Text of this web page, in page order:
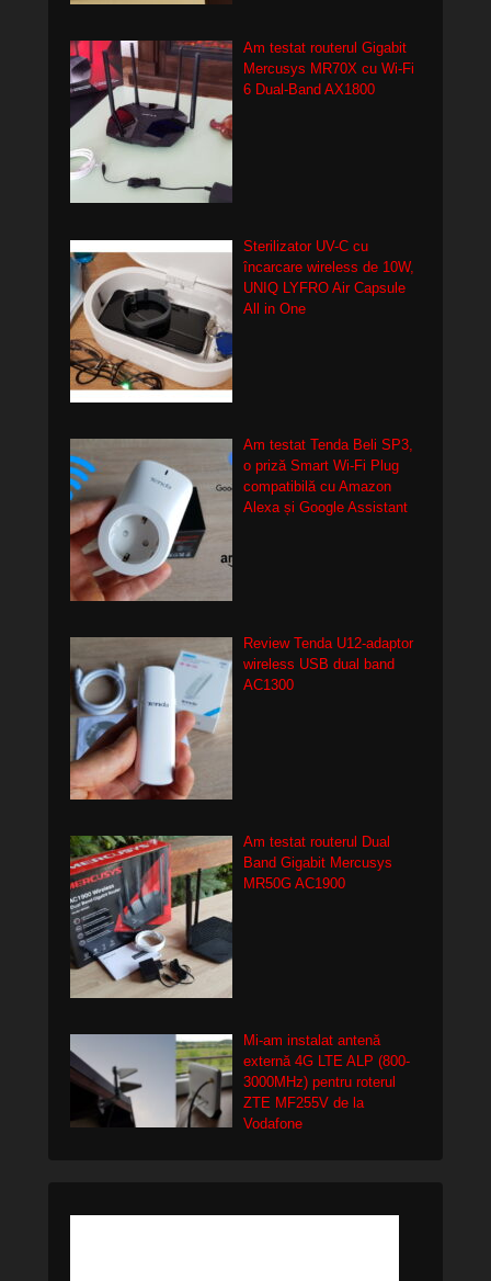
Am testat routerul Gigabit
Mercusys MR70X cu Wi-Fi
6 Dual-Band AX1800
Sterilizator UV-C cu
încarcare wireless de 10W,
UNIQ LYFRO Air Capsule
All in One
Am testat Tenda Beli SP3,
o priză Smart Wi-Fi Plug
compatibilă cu Amazon
Alexa și Google Assistant
Review Tenda U12-adaptor
wireless USB dual band
AC1300
Am testat routerul Dual
Band Gigabit Mercusys
MR50G AC1900
Mi-am instalat antenă
externă 4G LTE ALP (800-
3000MHz) pentru roterul
ZTE MF255V de la
Vodafone